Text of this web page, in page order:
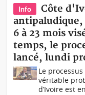
Info
Côte
antipaludique,
6 à 23 mois
temps, le
lancé, lundi
Le
véritable
d’Ivoire est